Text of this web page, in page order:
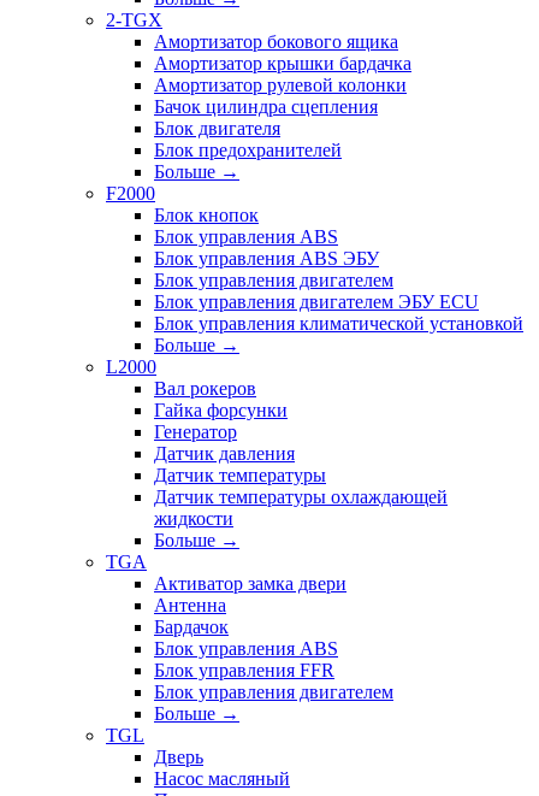
2-TGX
Амортизатор бокового ящика
Амортизатор крышки бардачка
Амортизатор рулевой колонки
Бачок цилиндра сцепления
Блок двигателя
Блок предохранителей
Больше →
F2000
Блок кнопок
Блок управления ABS
Блок управления ABS ЭБУ
Блок управления двигателем
Блок управления двигателем ЭБУ ECU
Блок управления климатической установкой
Больше →
L2000
Вал рокеров
Гайка форсунки
Генератор
Датчик давления
Датчик температуры
Датчик температуры охлаждающей
жидкости
Больше →
TGA
Активатор замка двери
Антенна
Бардачок
Блок управления ABS
Блок управления FFR
Блок управления двигателем
Больше →
TGL
Дверь
Насос масляный